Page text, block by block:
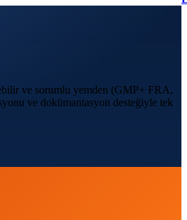
ve sorumlu yemden (GMP+ FRA,
ve dokümantasyon desteğiyle tek